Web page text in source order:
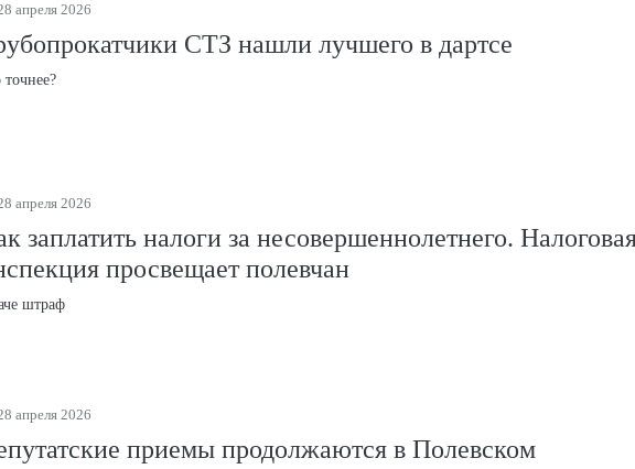
апреля 2026
СТЗ нашли лучшего в дартсе
точнее?
апреля 2026
заплатить налоги за несовершеннолетнего.
просвещает полевчан
штраф
апреля 2026
приемы продолжаются в Полевском